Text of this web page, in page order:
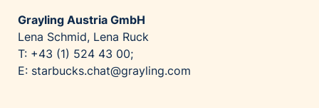
Grayling Austria GmbH
Lena Schmid, Lena Ruck
T: +43 (1) 524 43 00;
E: starbucks.chat@grayling.com